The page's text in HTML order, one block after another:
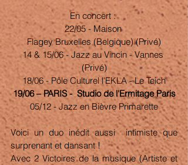
En concert :
22/05 - Maison
Flagey Bruxelles (Belgique) (Privé)
14 & 15/06 - Jazz au Vincin - Vannes
(Privé)
18/06 - Pôle Culturel l'EKLA - Le Teich
19/06 – PARIS -  Studio de l'Ermitage Paris
05/12 - Jazz en Bièvre Primarette
Voici un duo inédit aussi  intimiste que
surprenant et dansant !
Avec 2 Victoires de la musique (Artiste et